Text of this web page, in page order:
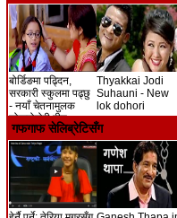
बोर्डिङमा पढ्दिन,
सरकारी स्कुलमा पढ्छु
- नयाँ चेतनामुलक
लोकदोहोरी गीत
Thyakkai Jodi
Suhauni - New
lok dohori
गफगाफ सेलिब्रेटिसँग